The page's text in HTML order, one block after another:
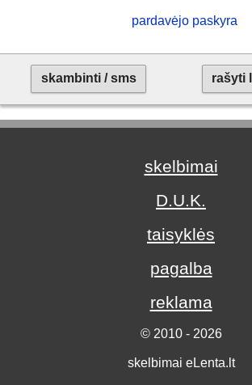
pardavėjo paskyra
skambinti / sms rašyti
skelbimai
D.U.K.
taisyklės
pagalba
reklama
© 2010 - 2026
skelbimai eLenta.lt